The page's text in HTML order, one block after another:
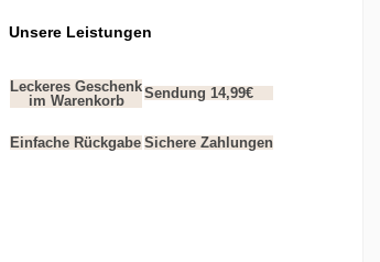
Unsere Leistungen
Leckeres Geschenk
im Warenkorb
Sendung 14,99€
Einfache Rückgabe Sichere Zahlungen